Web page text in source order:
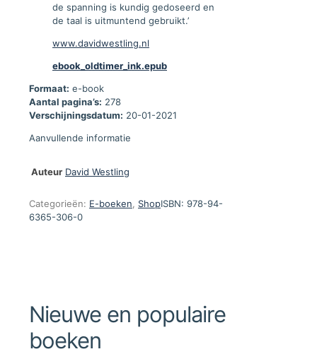
de spanning is kundig gedoseerd en
de taal is uitmuntend gebruikt.’
www.davidwestling.nl
ebook_oldtimer_ink.epub
Formaat: e-book
Aantal pagina’s: 278
Verschijningsdatum: 20-01-2021
Aanvullende informatie
Auteur David Westling
Categorieën: E-boeken ShopISBN: 978-94-
6365-306-0
Nieuwe en populaire
boeken